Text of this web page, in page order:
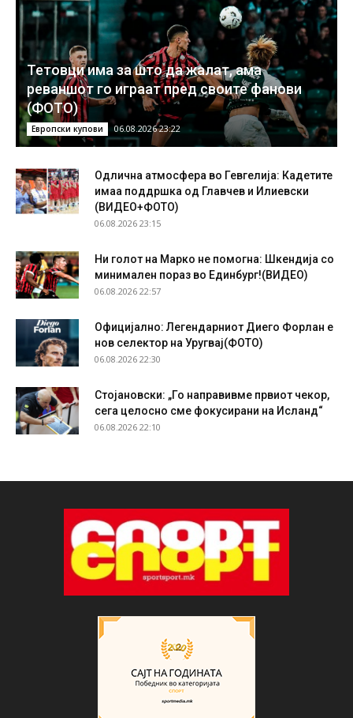
Тетовци има за што да жалат, ама
реваншот го играат пред своите фанови
(ФОТО)
Европски купови 06.08.2026 23:22
Одлична атмосфера во Гевгелија: Кадетите
имаа поддршка од Главчев и Илиевски
(ВИДЕО+ФОТО)
06.08.2026 23:15
Ни голот на Марко не помогна: Шкендија со
минимален пораз во Единбург!(ВИДЕО)
06.08.2026 22:57
Официјално: Легендарниот Диего Форлан е
нов селектор на Уругвај(ФОТО)
06.08.2026 22:30
Стојановски: „Го направивме првиот чекор,
сега целосно сме фокусирани на Исланд“
06.08.2026 22:10